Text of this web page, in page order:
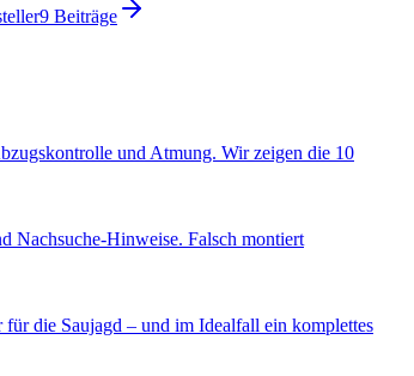
9 Beiträge
und Atmung. Wir zeigen die 10
Nachsuche-Hinweise. Falsch montiert
die Saujagd – und im Idealfall ein komplettes